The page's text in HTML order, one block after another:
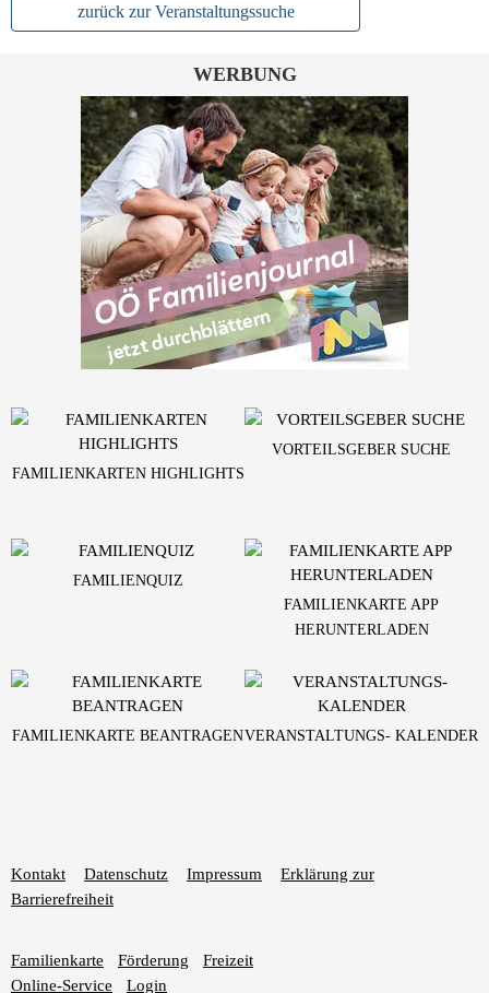
zurück zur Veranstaltungssuche
WERBUNG
Kontakt Datenschutz Impressum
Erklärung zur
Barrierefreiheit
Familienkarte Förderung
Freizeit
Online-Service
Login
FAMILIENKARTEN HIGHLIGHTS
VORTEILSGEBER SUCHE
FAMILIENQUIZ
FAMILIENKARTE APP
HERUNTERLADEN
FAMILIENKARTE BEANTRAGENVERANSTALTUNGS- KALENDER